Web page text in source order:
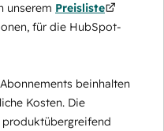
unserem Preisliste
für die HubSpot-
beinhalten
Kosten. Die